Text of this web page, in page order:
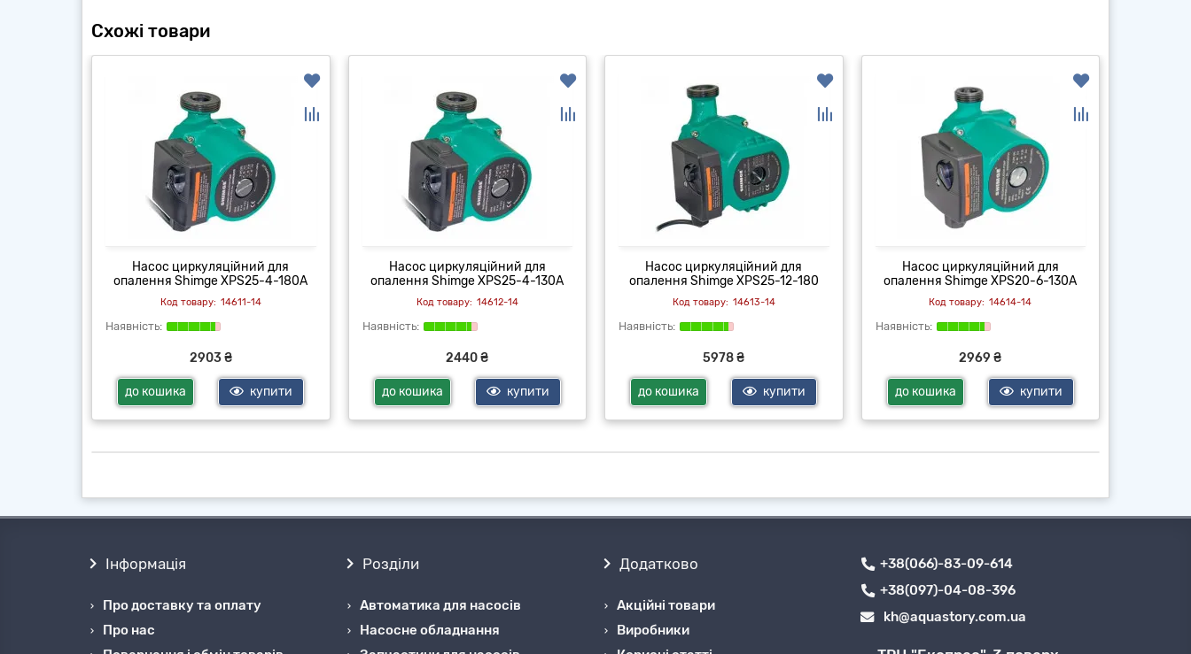
Схожі товари
Насос циркуляційний для
опалення Shimge XPS25-4-180А
14611-14
2903 ₴
до кошика купити
Насос циркуляційний для
опалення Shimge XPS25-4-130А
14612-14
2440 ₴
до кошика купити
Насос циркуляційний для
опалення Shimge XPS25-12-180
14613-14
5978 ₴
до кошика купити
Насос циркуляційний для
опалення Shimge XPS20-6-130A
14614-14
2969 ₴
до кошика купити
Інформація
Про доставку та оплату
Про нас
Розділи
Автоматика для насосів
Насосне обладнання
Додатково
Акційні товари
Виробники
+38(066)-83-09-614
+38(097)-04-08-396
kh@aquastory.com.ua